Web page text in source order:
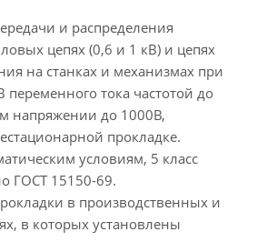
и распределения
цепях (0,6 и 1 кВ) и цепях
на станках и механизмах при
тока частотой до
напряжении до 1000В,
прокладке.
условиям, 5 класс
ГОСТ 15150-69.
в производственных и
в которых установлены